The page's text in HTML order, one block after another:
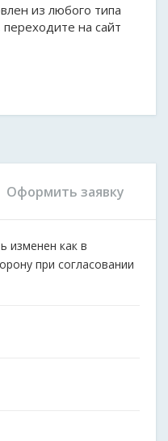
из любого типа
на сайт
Оформить заявку
изменен как в
при согласовании